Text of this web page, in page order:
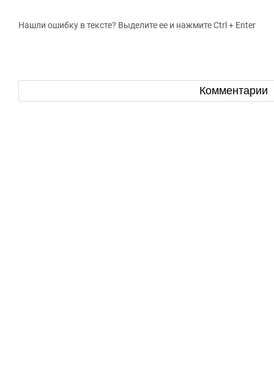
Нашли ошибку в тексте? Выделите ее и нажмите Ctrl + Enter
Комментарии